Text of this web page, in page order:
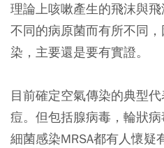
理論上咳嗽產生的飛沫與
不同的病原菌而有所不同
染，主要還是要有實證。
目前確定空氣傳染的典型
痘。但包括腺病毒，輪狀
細菌感染MRSA都有人懷疑